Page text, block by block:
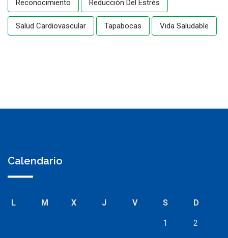
Reconocimiento Reducción Del Estrés
Salud Cardiovascular Tapabocas Vida Saludable
Calendario
L M X J V S D
1 2